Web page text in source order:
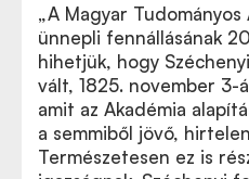
„A Magyar
ünnepli fennállásának
hihetjük, hogy
vált, 1825. november
amit az Akadémia
a semmiből jövő,
Természetesen ez is